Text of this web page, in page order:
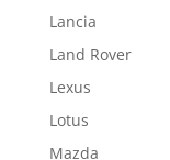
Lancia
Land Rover
Lexus
Lotus
Mazda